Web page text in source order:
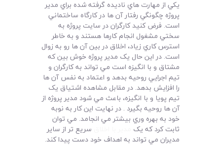
يکي از مهارت هاي ناديده گرفته شده براي مدير
پروژه چگونگي رفتار آن ها در کارگاه ساختماني
است. فرض کنيد کارگران در سايت پروژه به
سختي مشغول انجام کارها هستند و به خاطر
استرس کاري زياد، اخلاق در بين آن ها رو به زوال
است. در اين حال يک مدير پروژه خوش بين که
مشتاق و با انگيزه است مي تواند به کارگران و
تيم اجرايي روحيه بدهد و اعتماد به نفس آن ها
را افزايش بدهد. در مقابل مشاهده اشتياق يک
تيم پويا و با انگيزه، باعث مي شود مدير پروژه از
آن ها روحيه بگيرد . در نهايت اين کار به نوبه
خود به بهره وري بيشتر مي انجامد. مي توان
ثابت کرد که يک
سريع تر از ساير
مديران مي تواند به اهداف خود دست پيدا کند.